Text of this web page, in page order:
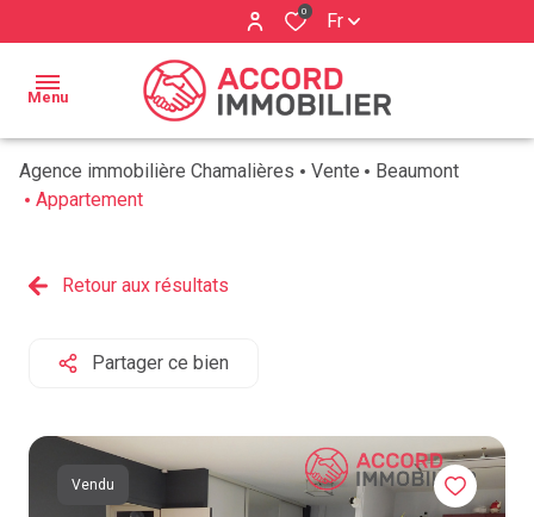
0 Fr
Menu
ACCUEIL
VENDRE
CLIENTS
sommes
Agence immobilière Chamalières Vente
Beaumont
Appartement
Retour aux résultats
Partager ce bien
Vendu